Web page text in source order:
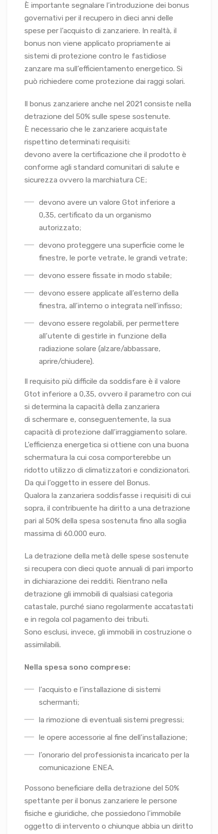
È importante segnalare l’introduzione dei bonus
governativi per il recupero in dieci anni delle
spese per l’acquisto di zanzariere. In realtà, il
bonus non viene applicato propriamente ai
sistemi di protezione contro le fastidiose
zanzare ma sull’efficientamento energetico. Si
può richiedere come protezione dai raggi solari.
Il bonus zanzariere anche nel 2021 consiste nella
detrazione del 50% sulle spese sostenute.
È necessario che le zanzariere acquistate
rispettino determinati requisiti:
devono avere la certificazione che il prodotto è
conforme agli standard comunitari di salute e
sicurezza ovvero la marchiatura CE;
devono avere un valore Gtot inferiore a
0,35, certificato da un organismo
autorizzato;
devono proteggere una superficie come le
finestre, le porte vetrate, le grandi vetrate;
devono essere fissate in modo stabile;
devono essere applicate all’esterno della
finestra, all’interno o integrata nell’infisso;
devono essere regolabili, per permettere
all’utente di gestirle in funzione della
radiazione solare (alzare/abbassare,
aprire/chiudere).
Il requisito più difficile da soddisfare è il valore
Gtot inferiore a 0,35, ovvero il parametro con cui
si determina la capacità della zanzariera
di schermare e, conseguentemente, la sua
capacità di protezione dall’irraggiamento solare.
L’efficienza energetica si ottiene con una buona
schermatura la cui cosa comporterebbe un
ridotto utilizzo di climatizzatori e condizionatori.
Da qui l’oggetto in essere del Bonus.
Qualora la zanzariera soddisfasse i requisiti di cui
sopra, il contribuente ha diritto a una detrazione
pari al 50% della spesa sostenuta fino alla soglia
massima di 60.000 euro.
La detrazione della metà delle spese sostenute
si recupera con dieci quote annuali di pari importo
in dichiarazione dei redditi. Rientrano nella
detrazione gli immobili di qualsiasi categoria
catastale, purché siano regolarmente accatastati
e in regola col pagamento dei tributi.
Sono esclusi, invece, gli immobili in costruzione o
assimilabili.
Nella spesa sono comprese:
l’acquisto e l’installazione di sistemi
schermanti;
la rimozione di eventuali sistemi pregressi;
le opere accessorie al fine dell’installazione;
l’onorario del professionista incaricato per la
comunicazione ENEA.
Possono beneficiare della detrazione del 50%
spettante per il bonus zanzariere le persone
fisiche e giuridiche, che possiedono l’immobile
oggetto di intervento o chiunque abbia un diritto